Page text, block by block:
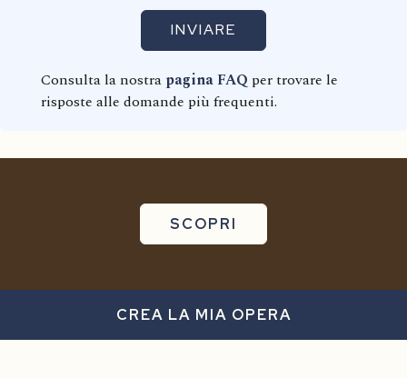
INVIARE
Consulta la nostra pagina FAQ per trovare le
risposte alle domande più frequenti.
SCOPRI
CREA LA MIA OPERA